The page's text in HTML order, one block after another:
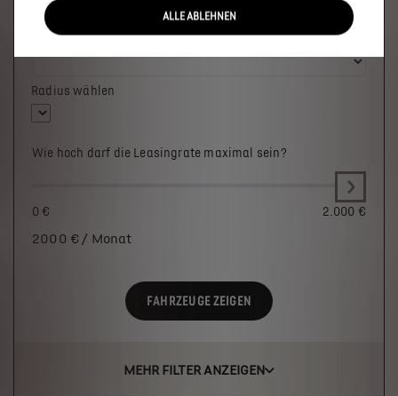
Wo soll das Fahrzeug stehen?
Radius wählen
Wie hoch darf die Leasingrate maximal sein?
0 € 2.000 €
2000 € / Monat
FAHRZEUGE ZEIGEN
MEHR FILTER ANZEIGEN
ALLE ABLEHNEN